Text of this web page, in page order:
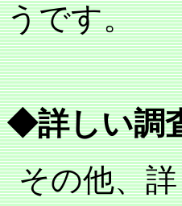
うです。
◆詳しい調
その他、